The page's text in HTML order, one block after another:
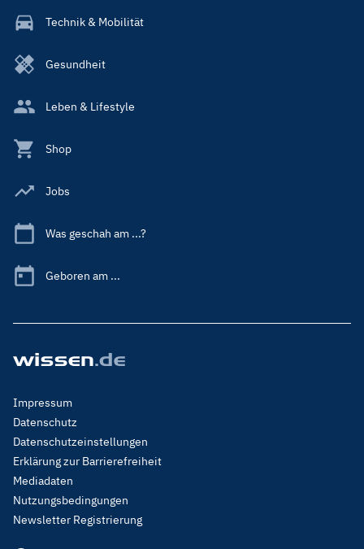
Technik & Mobilität
Gesundheit
Leben & Lifestyle
Shop
Jobs
Was geschah am ...?
Geboren am ...
Footer
Menu
Legal
Impressum
Datenschutz
Datenschutzeinstellungen
Erklärung zur Barrierefreiheit
Mediadaten
Nutzungsbedingungen
Newsletter Registrierung